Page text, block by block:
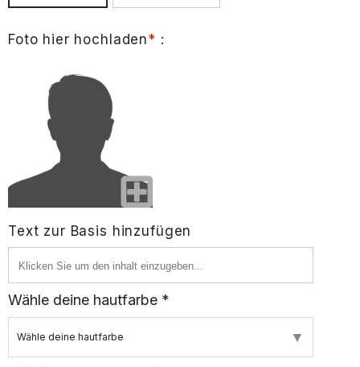
Foto hier hochladen* :
Text zur Basis hinzufügen
Wähle deine hautfarbe *
Wähle deine hautfarbe ▼